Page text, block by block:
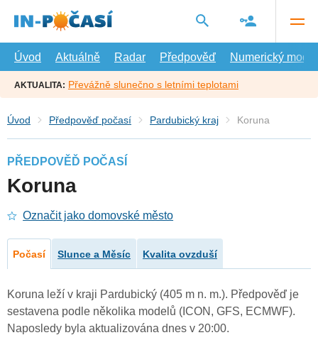
hlavní
Úvod
Aktuálně Radar Předpověď Numerický model
AKTUALITA: Převážně slunečno s letními teplotami
Úvod Předpověď počasí Pardubický kraj Koruna
PŘEDPOVĚĎ POČASÍ
Koruna
Označit jako domovské město
Počasí Slunce a Měsíc Kvalita ovzduší
Koruna leží v kraji Pardubický (405 m n. m.). Předpověď je
sestavena podle několika modelů (ICON, GFS, ECMWF).
Naposledy byla aktualizována dnes v 20:00.